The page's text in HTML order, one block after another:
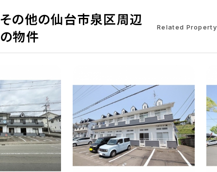
その他の仙台市泉区周辺
の物件
Related Property